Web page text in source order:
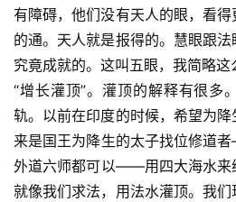
有障碍，他们没有天人的眼，看
的通。天人就是报得的。慧眼跟
究竟成就的。这叫五眼，我简略这
“增长灌顶”。灌顶的解释有很多
轨。以前在印度的时候，希望为
来是国王为降生的太子找位修道
外道六师都可以——用四大海水来
就像我们求法，用法水灌顶。我